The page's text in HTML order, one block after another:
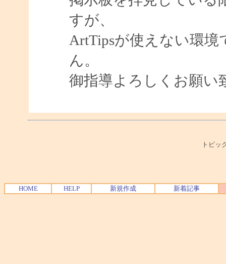
すが、
ArtTipsが使えない環
ん。
御指導よろしくお願い
トピッ
HOME HELP 新規作成 新着記事